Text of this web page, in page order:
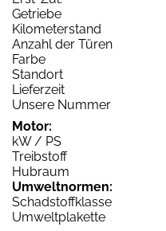
Getriebe
Kilometerstand
Anzahl der Türen
Farbe
Standort
Lieferzeit
Unsere Nummer
Motor:
kW / PS
Treibstoff
Hubraum
Umweltnormen:
Schadstoffklasse
Umweltplakette